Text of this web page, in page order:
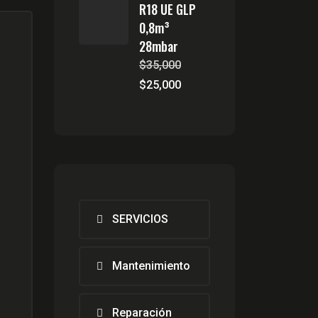
R18 UE GLP
0,8m³
28mbar
$35,000
El
$25,000El
SERVICIOS
Mantenimiento
Reparación